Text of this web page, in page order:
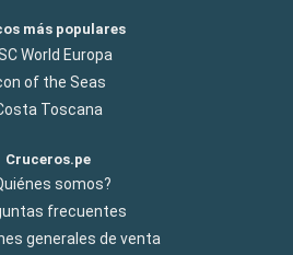
más populares
World Europa
of the Seas
Toscana
Cruceros.pe
somos?
frecuentes
generales de venta